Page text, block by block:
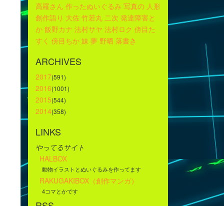
高羅さん 作ったぬいぐるみ 写真の 人形
創作語り 大佐 竹若丸 二次 発達障害と
か 飯野カナ 法村サヤ 法村ロク 傍目た
すく 傍目ちか 妹 夢 野晒 落書き
ARCHIVES
2017(591)
2016(1001)
2015(544)
2014(358)
LINKS
やってるサイト
HALBOX
動物イラストとぬいぐるみを作ってます
RAKUGAKIBOX（創作マンガ）
4コマとかです